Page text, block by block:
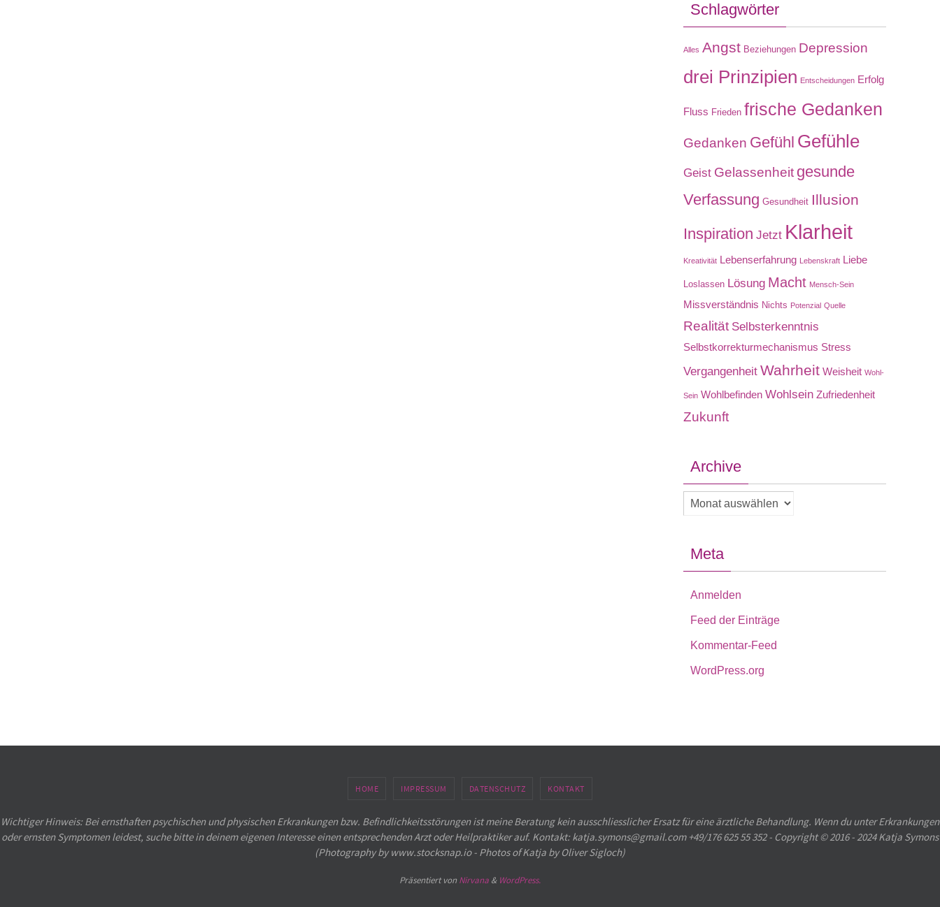
Schlagwörter
Alles Angst Beziehungen Depression
drei Prinzipien Entscheidungen Erfolg
Fluss Frieden frische Gedanken
Gedanken Gefühl Gefühle
Geist Gelassenheit gesunde
Verfassung Gesundheit Illusion
Inspiration Jetzt Klarheit
Kreativität Lebenserfahrung Lebenskraft Liebe
Loslassen Lösung Macht Mensch-Sein
Missverständnis Nichts Potenzial Quelle
Realität Selbsterkenntnis
Selbstkorrekturmechanismus Stress
Vergangenheit Wahrheit Weisheit Wohl-
Sein Wohlbefinden Wohlsein Zufriedenheit
Zukunft
Archive
Archive
Meta
Anmelden
Feed der Einträge
Kommentar-Feed
WordPress.org
HOME IMPRESSUM DATENSCHUTZ KONTAKT
Wichtiger Hinweis: Bei ernsthaften psychischen und physischen Erkrankungen bzw. Befindlichkeitsstörungen ist meine Beratung kein ausschliesslicher Ersatz für eine ärztliche Behandlung. Wenn du unter Erkrankungen
oder ernsten Symptomen leidest, suche bitte in deinem eigenen Interesse einen entsprechenden Arzt oder Heilpraktiker auf. Kontakt: katja.symons@gmail.com +49/176 625 55 352 - Copyright © 2016 - 2024 Katja Symons
(Photography by www.stocksnap.io - Photos of Katja by Oliver Sigloch)
Präsentiert von Nirvana & WordPress.